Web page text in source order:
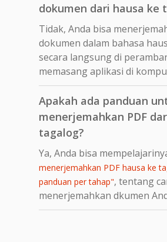
dokumen dari hausa ke
Tidak, Anda bisa
dokumen dalam bahasa
secara langsung di
memasang aplikasi di
Apakah ada panduan
menerjemahkan PDF
tagalog?
Ya, Anda bisa
menerjemahkan PDF hausa ke
panduan per tahap", tentang
menerjemahkan dkumen